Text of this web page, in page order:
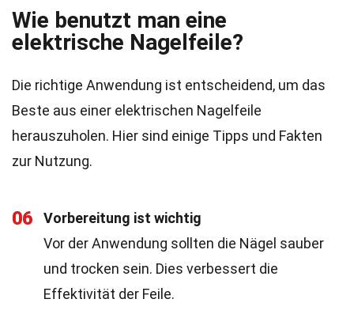
Wie benutzt man eine
elektrische Nagelfeile?
Die richtige Anwendung ist entscheidend, um das
Beste aus einer elektrischen Nagelfeile
herauszuholen. Hier sind einige Tipps und Fakten
zur Nutzung.
06
Vorbereitung ist wichtig
Vor der Anwendung sollten die Nägel sauber
und trocken sein. Dies verbessert die
Effektivität der Feile.